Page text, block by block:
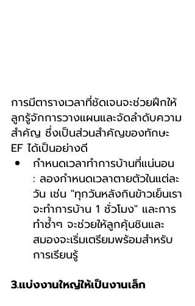
การมีตารางเวลาที่ชัดเจนจะช่วยฝึกให้
ลูกรู้จักการวางแผนและจัดลำดับความ
สำคัญ ซึ่งเป็นส่วนสำคัญของทักษะ
EF ได้เป็นอย่างดี
กำหนดเวลาทำการบ้านที่แน่นอน
: ลองกำหนดเวลาตายตัวในแต่ละ
วัน เช่น "ทุกวันหลังกินข้าวเย็นเรา
จะทำการบ้าน 1 ชั่วโมง" และการ
ทำซ้ำๆ จะช่วยให้ลูกคุ้นชินและ
สมองจะเริ่มเตรียมพร้อมสำหรับ
การเรียนรู้
3.แบ่งงานใหญ่ให้เป็นงานเล็ก